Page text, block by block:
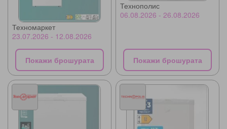
Техномаркет
23.07.2026 - 12.08.2026
Покажи брошурата
Технополис
06.08.2026 - 26.08.2026
Покажи брошурата